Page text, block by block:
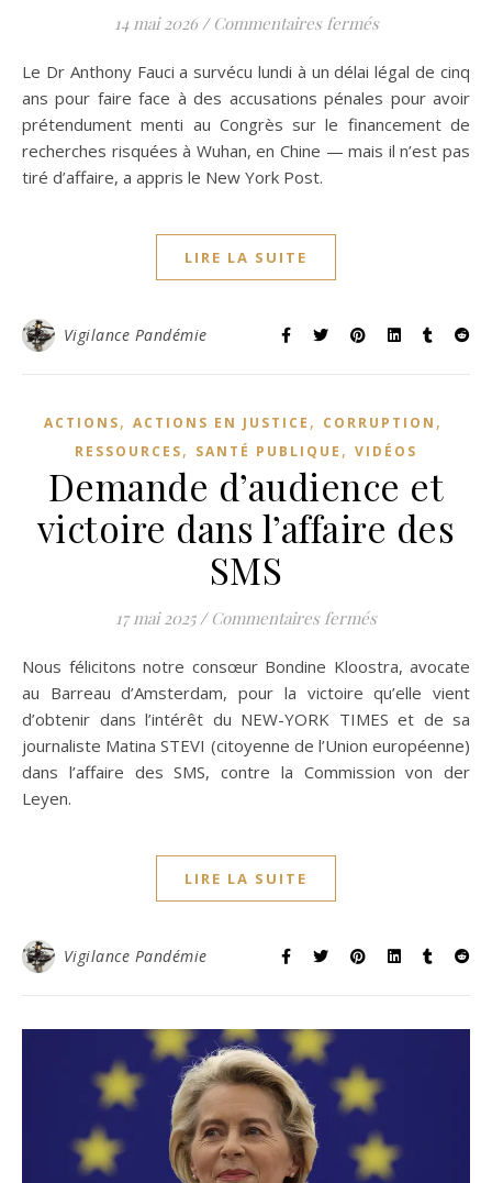
14 mai 2026 / Commentaires ferméssur Le
Le Dr Anthony Fauci a survécu lundi à un délai légal de cinq
ans pour faire face à des accusations pénales pour avoir
prétendument menti au Congrès sur le financement de
recherches risquées à Wuhan, en Chine — mais il n’est pas
tiré d’affaire, a appris le New York Post.
LIRE LA SUITE
Vigilance Pandémie
ACTIONS, ACTIONS EN JUSTICE , CORRUPTION ,
RESSOURCES, SANTÉ PUBLIQUE , VIDÉOS
Demande d’audience et
victoire dans l’affaire des
SMS
17 mai 2025 / Commentaires ferméssur Demande
Nous félicitons notre consœur Bondine Kloostra, avocate
au Barreau d’Amsterdam, pour la victoire qu’elle vient
d’obtenir dans l’intérêt du NEW-YORK TIMES et de sa
journaliste Matina STEVI (citoyenne de l’Union européenne)
dans l’affaire des SMS, contre la Commission von der
Leyen.
LIRE LA SUITE
Vigilance Pandémie